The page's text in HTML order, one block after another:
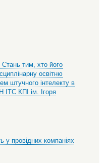
Стань тим, хто його
освітню
штучного інтелекту в
ІТС КПІ ім. Ігоря
провідних компаніях